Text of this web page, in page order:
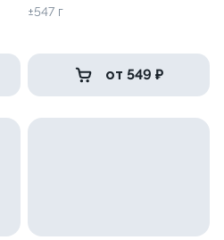
±547 г
от 549 ₽